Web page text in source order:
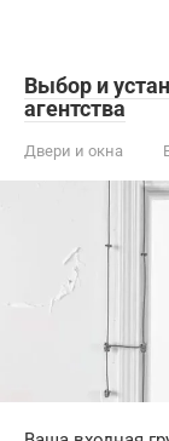
Выбор и
агентства
Двери и окна